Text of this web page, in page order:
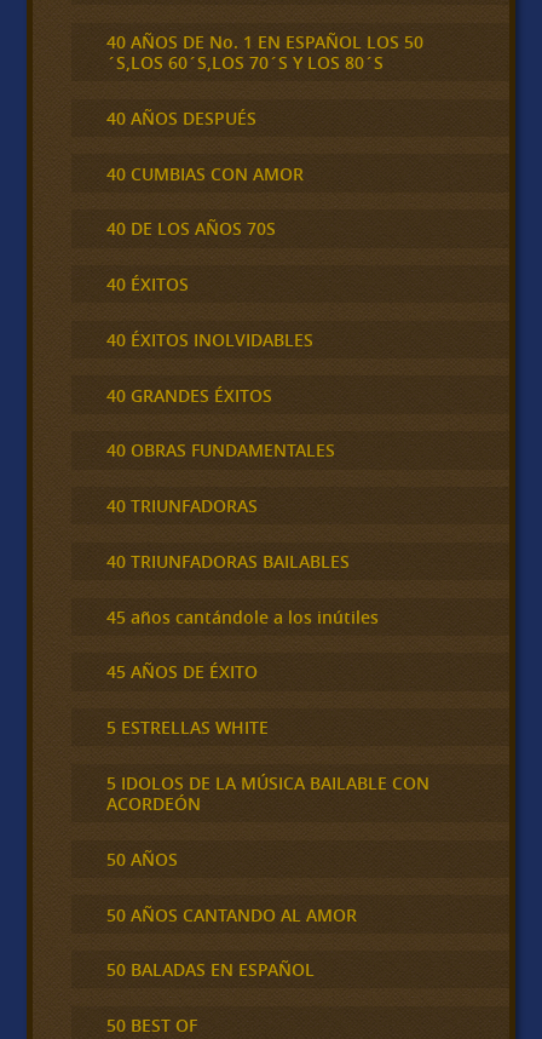
40 AÑOS DE No. 1 EN ESPAÑOL LOS 50
´S,LOS 60´S,LOS 70´S Y LOS 80´S
40 AÑOS DESPUÉS
40 CUMBIAS CON AMOR
40 DE LOS AÑOS 70S
40 ÉXITOS
40 ÉXITOS INOLVIDABLES
40 GRANDES ÉXITOS
40 OBRAS FUNDAMENTALES
40 TRIUNFADORAS
40 TRIUNFADORAS BAILABLES
45 años cantándole a los inútiles
45 AÑOS DE ÉXITO
5 ESTRELLAS WHITE
5 IDOLOS DE LA MÚSICA BAILABLE CON
ACORDEÓN
50 AÑOS
50 AÑOS CANTANDO AL AMOR
50 BALADAS EN ESPAÑOL
50 BEST OF